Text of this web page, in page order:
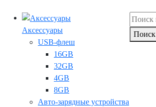
Аксессуары
USB-флеш
16GB
32GB
4GB
8GB
Авто-зарядные устройства
Поиск